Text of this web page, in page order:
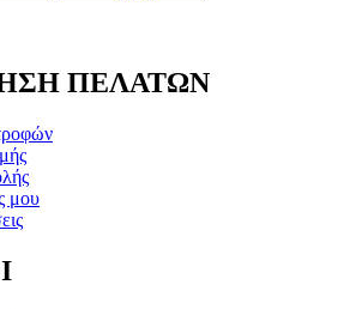
ΠΕΛΑΤΩΝ
μου